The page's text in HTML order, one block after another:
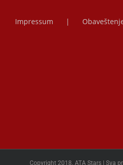
Impressum
Copyright 2018. ATA Stars | Sva